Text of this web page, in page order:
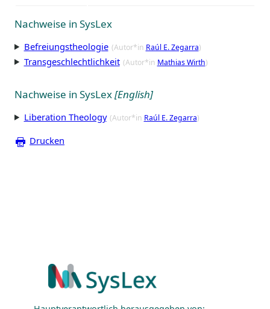
Nachweise in SysLex
Befreiungstheologie (Autor*in Raúl E. Zegarra)
Transgeschlechtlichkeit (Autor*in Mathias Wirth)
Nachweise in SysLex[English]
Liberation Theology (Autor*in Raúl E. Zegarra)
Drucken